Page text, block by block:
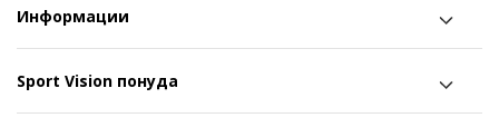
Информации
Sport Vision понуда